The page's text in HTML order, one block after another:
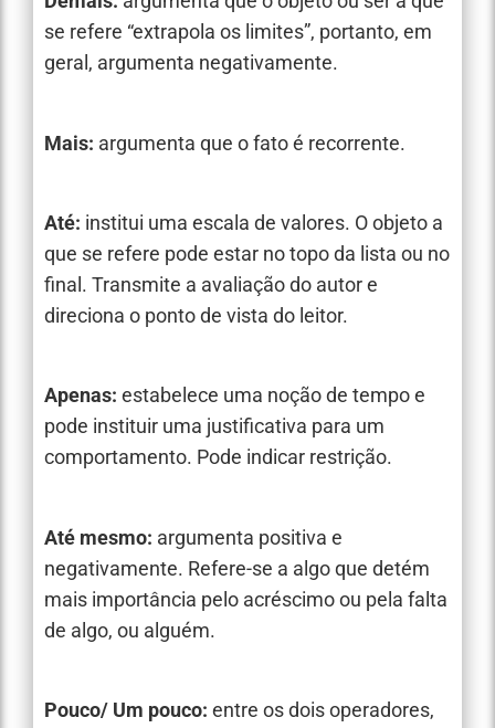
se refere “extrapola os limites”, portanto, em
geral, argumenta negativamente.
Mais: argumenta que o fato é recorrente.
Até: institui uma escala de valores. O objeto a
que se refere pode estar no topo da lista ou no
final. Transmite a avaliação do autor e
direciona o ponto de vista do leitor.
Apenas: estabelece uma noção de tempo e
pode instituir uma justificativa para um
comportamento. Pode indicar restrição.
Até mesmo: argumenta positiva e
negativamente. Refere-se a algo que detém
mais importância pelo acréscimo ou pela falta
de algo, ou alguém.
Pouco/ Um pouco: entre os dois operadores,